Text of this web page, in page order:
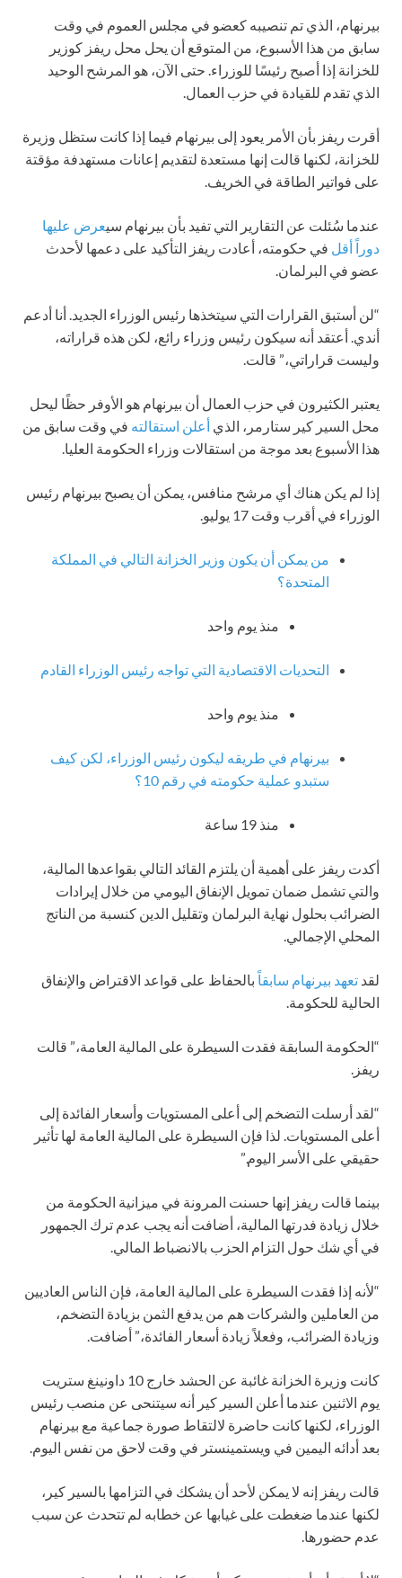
بيرنهام، الذي تم تنصيبه كعضو في مجلس العموم في وقت
سابق من هذا الأسبوع، من المتوقع أن يحل محل ريفز كوزير
للخزانة إذا أصبح رئيسًا للوزراء. حتى الآن، هو المرشح الوحيد
الذي تقدم للقيادة في حزب العمال.
أقرت ريفز بأن الأمر يعود إلى بيرنهام فيما إذا كانت ستظل وزيرة
للخزانة، لكنها قالت إنها مستعدة لتقديم إعانات مستهدفة مؤقتة
على فواتير الطاقة في الخريف.
عندما سُئلت عن التقارير التي تفيد بأن بيرنهام سيعرض عليها
دوراً أقل في حكومته، أعادت ريفز التأكيد على دعمها لأحدث
عضو في البرلمان.
“لن أستبق القرارات التي سيتخذها رئيس الوزراء الجديد. أنا أدعم
أندي. أعتقد أنه سيكون رئيس وزراء رائع، لكن هذه قراراته،
وليست قراراتي،” قالت.
يعتبر الكثيرون في حزب العمال أن بيرنهام هو الأوفر حظًا ليحل
محل السير كير ستارمر، الذي أعلن استقالته في وقت سابق من
هذا الأسبوع بعد موجة من استقالات وزراء الحكومة العليا.
إذا لم يكن هناك أي مرشح منافس، يمكن أن يصبح بيرنهام رئيس
الوزراء في أقرب وقت 17 يوليو.
من يمكن أن يكون وزير الخزانة التالي في المملكة
المتحدة؟
منذ يوم واحد
التحديات الاقتصادية التي تواجه رئيس الوزراء القادم
منذ يوم واحد
بيرنهام في طريقه ليكون رئيس الوزراء، لكن كيف
ستبدو عملية حكومته في رقم 10؟
منذ 19 ساعة
أكدت ريفز على أهمية أن يلتزم القائد التالي بقواعدها المالية،
والتي تشمل ضمان تمويل الإنفاق اليومي من خلال إيرادات
الضرائب بحلول نهاية البرلمان وتقليل الدين كنسبة من الناتج
المحلي الإجمالي.
لقد تعهد بيرنهام سابقاًبالحفاظ على قواعد الاقتراض والإنفاق
الحالية للحكومة.
“الحكومة السابقة فقدت السيطرة على المالية العامة،” قالت
ريفز.
“لقد أرسلت التضخم إلى أعلى المستويات وأسعار الفائدة إلى
أعلى المستويات. لذا فإن السيطرة على المالية العامة لها تأثير
حقيقي على الأسر اليوم.”
بينما قالت ريفز إنها حسنت المرونة في ميزانية الحكومة من
خلال زيادة فدرتها المالية، أضافت أنه يجب عدم ترك الجمهور
في أي شك حول التزام الحزب بالانضباط المالي.
“لأنه إذا فقدت السيطرة على المالية العامة، فإن الناس العاديين
من العاملين والشركات هم من يدفع الثمن بزيادة التضخم،
وزيادة الضرائب، وفعلاً زيادة أسعار الفائدة،” أضافت.
كانت وزيرة الخزانة غائبة عن الحشد خارج 10 داونينغ ستريت
يوم الاثنين عندما أعلن السير كير أنه سيتنحى عن منصب رئيس
الوزراء، لكنها كانت حاضرة لالتقاط صورة جماعية مع بيرنهام
بعد أدائه اليمين في ويستمينستر في وقت لاحق من نفس اليوم.
قالت ريفز إنه لا يمكن لأحد أن يشكك في التزامها بالسير كير،
لكنها عندما ضغطت على غيابها عن خطابه لم تتحدث عن سبب
عدم حضورها.